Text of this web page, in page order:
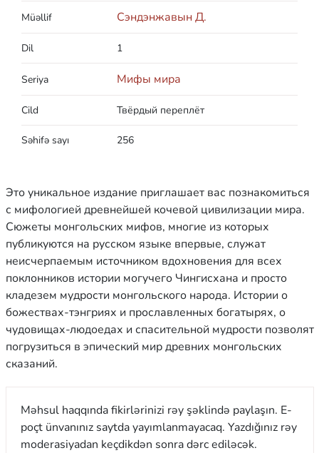
Müəllif Сэндэнжавын Д.
Dil 1
Seriya Мифы мира
Cild Твёрдый переплёт
Səhifə sayı 256
Это уникальное издание приглашает вас познакомиться
с мифологией древнейшей кочевой цивилизации мира.
Сюжеты монгольских мифов, многие из которых
публикуются на русском языке впервые, служат
неисчерпаемым источником вдохновения для всех
поклонников истории могучего Чингисхана и просто
кладезем мудрости монгольского народа. Истории о
божествах-тэнгриях и прославленных богатырях, о
чудовищах-людоедах и спасительной мудрости позволят
погрузиться в эпический мир древних монгольских
сказаний.
Məhsul haqqında fikirlərinizi rəy şəklində paylaşın. E-
poçt ünvanınız saytda yayımlanmayacaq. Yazdığınız rəy
moderasiyadan keçdikdən sonra dərc ediləcək.